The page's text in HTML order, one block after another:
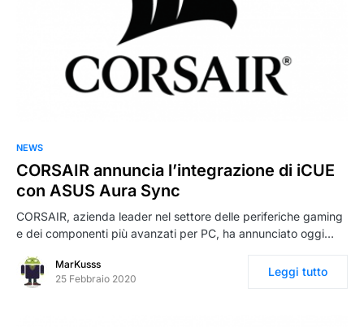
NEWS
CORSAIR annuncia l’integrazione di iCUE
con ASUS Aura Sync
CORSAIR, azienda leader nel settore delle periferiche gaming
e dei componenti più avanzati per PC, ha annunciato oggi…
MarKusss
25 Febbraio 2020
Leggi tutto